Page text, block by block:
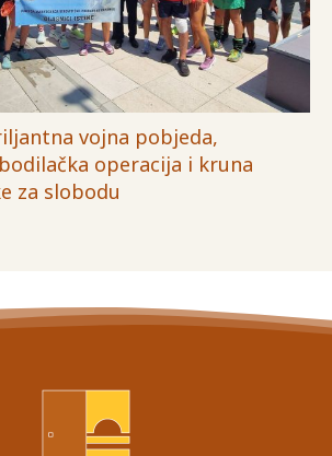
vojna pobjeda,
operacija i kruna
za slobodu